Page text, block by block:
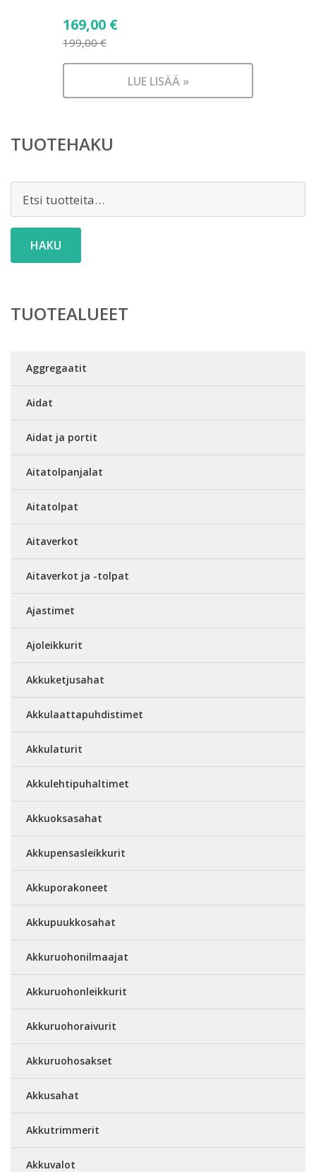
199,00€
Alkuperäinen
hinta
oli:
169,00 €
Nykyinen
on:
LUE LISÄÄ »
TUOTEHAKU
HAKU
TUOTEALUEET
Aggregaatit
Aidat
Aidat ja portit
Aitatolpanjalat
Aitatolpat
Aitaverkot
Aitaverkot ja -tolpat
Ajastimet
Ajoleikkurit
Akkuketjusahat
Akkulaattapuhdistimet
Akkulaturit
Akkulehtipuhaltimet
Akkuoksasahat
Akkupensasleikkurit
Akkuporakoneet
Akkupuukkosahat
Akkuruohonilmaajat
Akkuruohonleikkurit
Akkuruohoraivurit
Akkuruohosakset
Akkusahat
Akkutrimmerit
Akkuvalot